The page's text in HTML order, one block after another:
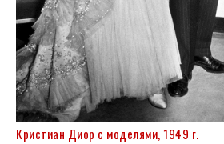
Кристиан Диор с моделями, 1949 г.